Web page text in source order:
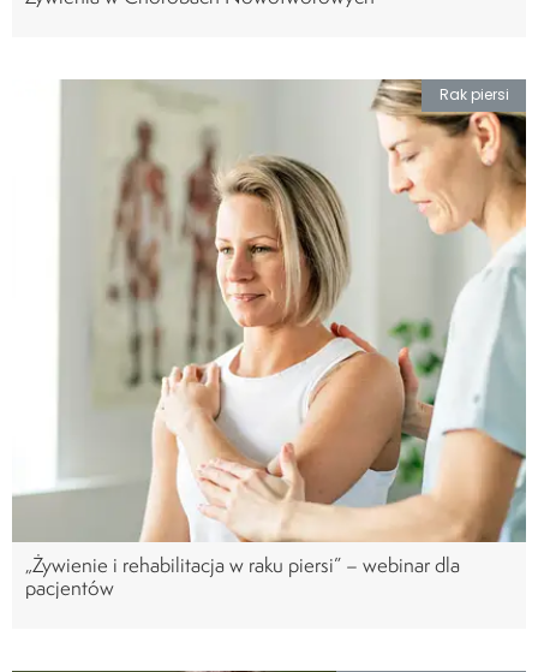
Rak piersi
„Żywienie i rehabilitacja w raku piersi” – webinar dla
pacjentów